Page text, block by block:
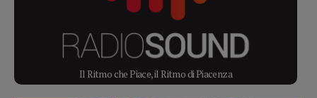
Il Ritmo che Piace, il Ritmo di Piacenza